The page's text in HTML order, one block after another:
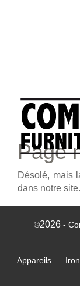
Page
Désolé, mais
dans notre site.
©2026-
Appareils